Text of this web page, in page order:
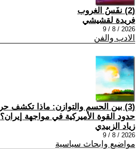
(2) نفَسُ الغروب
فريدة لقشيشي
2026 / 8 / 9
الادب والفن
حدود القوة الأميركية في مواجهة إيران؟
زياد الزبيدي
2026 / 8 / 9
مواضيع وابحاث سياسية